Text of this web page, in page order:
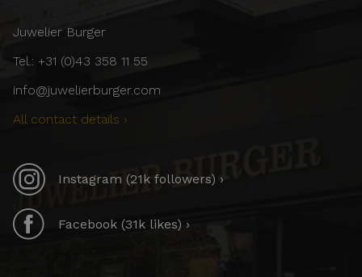
Juwelier Burger
Tel.: +31 (0)43 358 11 55
info@juwelierburger.com
All contact details ›
Instagram (21k followers) ›
Facebook (31k likes) ›